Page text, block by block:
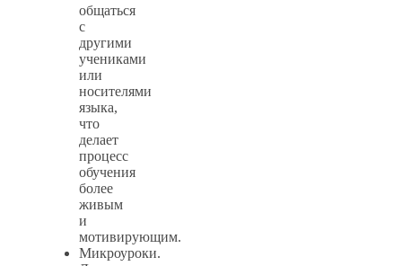
общаться
с
другими
учениками
или
носителями
языка,
что
делает
процесс
обучения
более
живым
и
мотивирующим.
Микроуроки.